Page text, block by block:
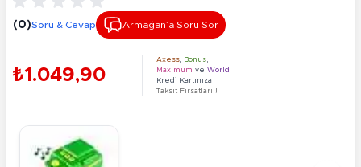
(0)Soru & Cevap Armağan’a Soru Sor
₺1.049,90
Axess Bonus
Maximum ve World
Kredi Kartınıza
Taksit Fırsatları !